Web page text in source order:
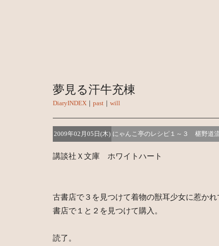
夢見る汗牛充棟
DiaryINDEX｜ past｜ will
2009年02月05日(木) にゃんこ亭のレシピ１～３ 椹野道
講談社Ｘ文庫 ホワイトハート
古書店で３を見つけて着物の獣耳少女に惹かれ
書店で１と２を見つけて購入。
読了。